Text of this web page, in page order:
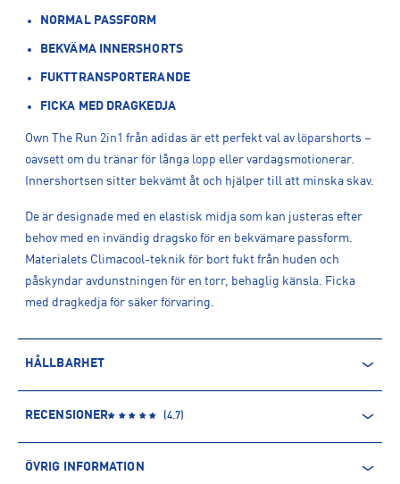
NORMAL PASSFORM
BEKVÄMA INNERSHORTS
FUKTTRANSPORTERANDE
FICKA MED DRAGKEDJA
Own The Run 2in1 från adidas är ett perfekt val av löparshorts –
oavsett om du tränar för långa lopp eller vardagsmotionerar.
Innershortsen sitter bekvämt åt och hjälper till att minska skav.
De är designade med en elastisk midja som kan justeras efter
behov med en invändig dragsko för en bekvämare passform.
Materialets Climacool-teknik för bort fukt från huden och
påskyndar avdunstningen för en torr, behaglig känsla. Ficka
med dragkedja för säker förvaring.
HÅLLBARHET
återvunnen polyester kommer däremot främst från PET-flaskor.
RECENSIONER (4.7)
ÖVRIG INFORMATION